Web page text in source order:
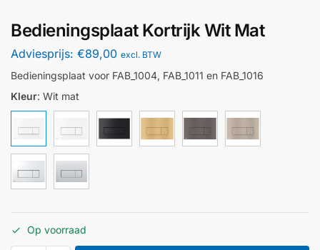
Bedieningsplaat Kortrijk Wit Mat
Adviesprijs: €89,00 excl. BTW
Bedieningsplaat voor FAB_1004, FAB_1011 en FAB_1016
Kleur: Wit mat
Op voorraad